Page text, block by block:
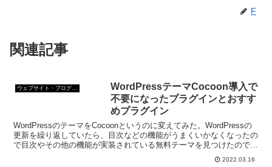
F
関連記事
ウェブサイト・ブログ作成
WordPressテーマCocoon導入で
不要になったプラグインとおすす
めプラグイン
WordPressのテーマをCocoonというのに変えてみた。WordPressの
更新を繰り返していたら、目次などの機能がうまくいかなくなったの
で目次やその他の機能が実装されている無料テーマを見つけたので変
2022.03.16